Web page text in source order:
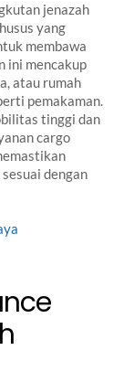
jenazah
yang
membawa
ini mencakup
atau rumah
pemakaman.
tinggi dan
cargo
dengan